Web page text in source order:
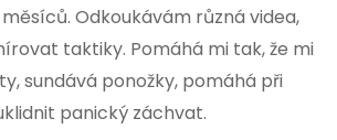
Odkoukávám různá videa,
taktiky. Pomáhá mi tak, že mi
sundává ponožky, pomáhá při
panický záchvat.